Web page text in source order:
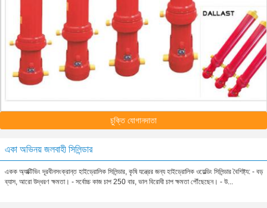
চুক্তি যোগানদাতা
একা অভিনয় জলবাহী সিলিন্ডার
একক অ্যাক্টিভিং দূরবীনসংক্রান্ত হাইড্রোলিক সিলিন্ডার, কৃষি যন্ত্রের জন্য হাইড্রোলিক ওয়েল্ডিং সিলিন্ডার বৈশিষ্ট্য: - বড়
ব্যাস, আরো উদ্ধরণ ক্ষমতা। - সর্বোচ্চ কাজ চাপ 250 বার, ভাল বিরোধী চাপ ক্ষমতা পৌঁছেছেন। - উ...